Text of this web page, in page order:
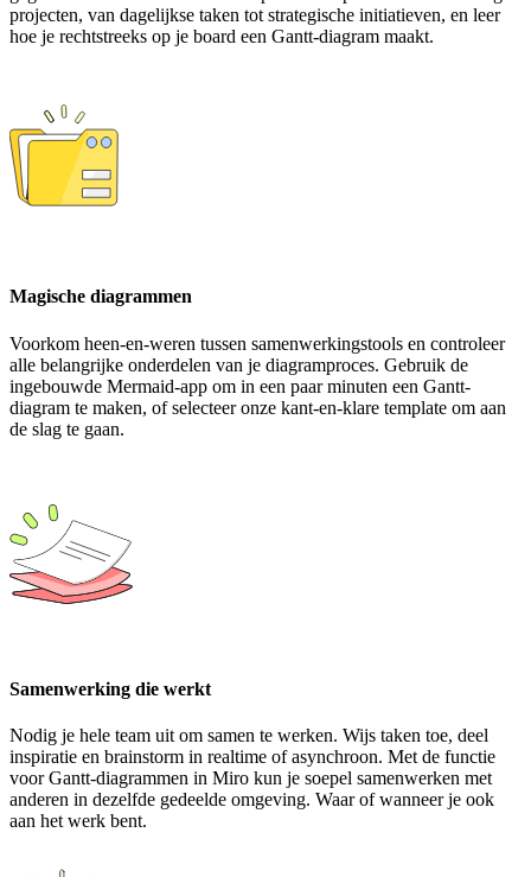
projecten, van dagelijkse taken tot strategische initiatieven, en leer
hoe je rechtstreeks op je board een Gantt-diagram maakt.
Magische diagrammen
Voorkom heen-en-weren tussen samenwerkingstools en controleer
alle belangrijke onderdelen van je diagramproces. Gebruik de
ingebouwde Mermaid-app om in een paar minuten een Gantt-
diagram te maken, of selecteer onze kant-en-klare template om aan
de slag te gaan.
Samenwerking die werkt
Nodig je hele team uit om samen te werken. Wijs taken toe, deel
inspiratie en brainstorm in realtime of asynchroon. Met de functie
voor Gantt-diagrammen in Miro kun je soepel samenwerken met
anderen in dezelfde gedeelde omgeving. Waar of wanneer je ook
aan het werk bent.